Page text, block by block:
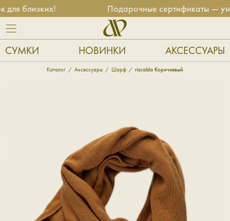
близких! Подарочные сертификаты —
СУМКИ НОВИНКИ АКСЕССУАРЫ
Каталог Аксессуары Шарф riscalda Коричневый